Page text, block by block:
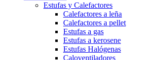
Estufas y Calefactores
Calefactores a leña
Calefactores a pellet
Estufas a gas
Estufas a kerosene
Estufas Halógenas
Caloventiladores